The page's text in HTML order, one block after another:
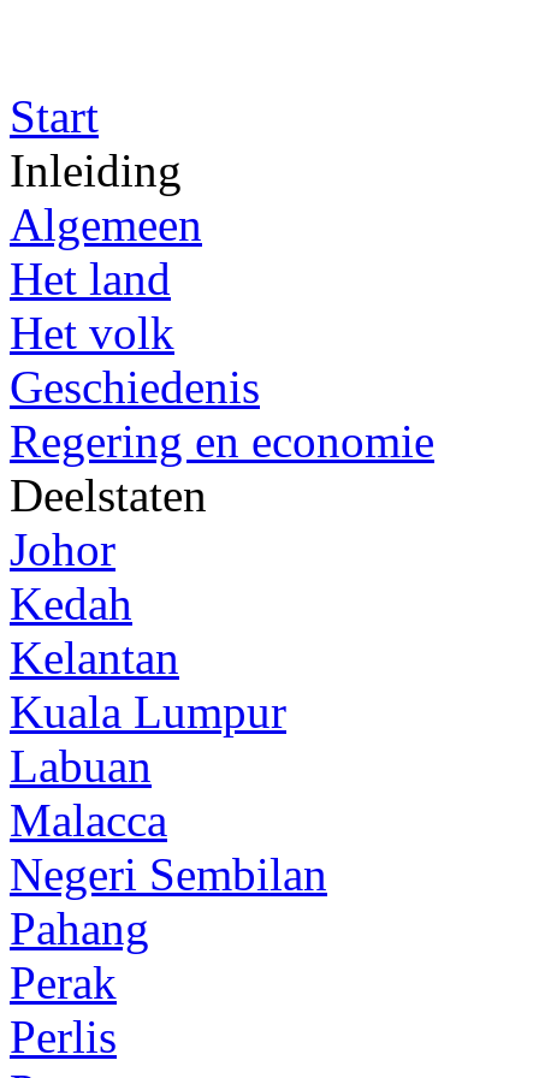
Start
Inleiding
Algemeen
Het land
Het volk
Geschiedenis
Regering en economie
Deelstaten
Johor
Kedah
Kelantan
Kuala Lumpur
Labuan
Malacca
Negeri Sembilan
Pahang
Perak
Perlis